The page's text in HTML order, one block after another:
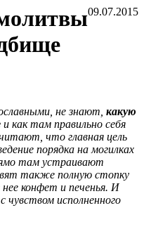
09.07.2015
не знают, какую
и как там правильно себя
что главная цель
порядка на могилках
там устраивают
также полную стопку
конфет и печенья. И
чувством исполненного